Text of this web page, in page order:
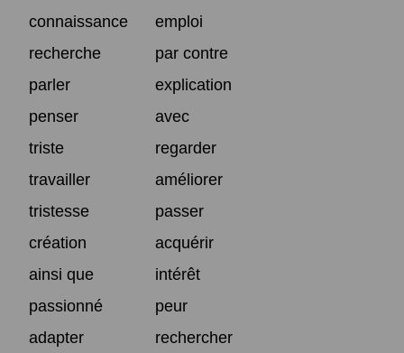
connaissance
emploi
recherche
par contre
parler
explication
penser
avec
triste
regarder
travailler
améliorer
tristesse
passer
création
acquérir
ainsi que
intérêt
passionné
peur
adapter
rechercher